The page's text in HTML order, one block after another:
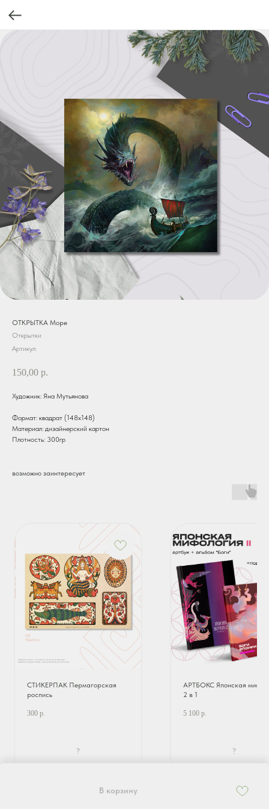
ОТКРЫТКА Море
Открытки
Артикул:
150,00 р.
В корзину
Художник: Яна Мутьянова
Формат: квадрат (148х148)
Материал: дизайнерский картон
Плотность: 300гр
возможно заинтересует
СТИКЕРПАК Пермагорская
роспись
300 р.
?
АРТБОКС Японская
2 в 1
5 100 р.
?